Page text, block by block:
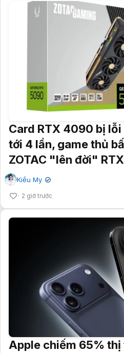
Card RTX 4090 bị
tới 4 lần, game thủ
ZOTAC "lên đời"
Kiều My ✔
2 giờ trước
Apple chiếm 65%